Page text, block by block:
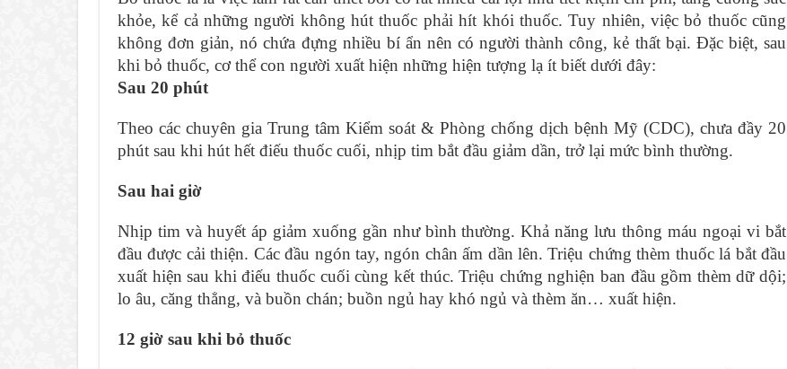
Những thay đổi kỳ diệu của cơ thể sau khi bỏ thuốc lá
Cai thuốc lá bằng các biện pháp khoa học
Vitamin E giúp cơ thể hồi phục sau khi cai thuốc lá
Nhiều nước trong EU cấm hút thuốc lá ở nơi công cộng ( Phần 2)
khỏe, kể cả những người không hút thuốc phải hít khói thuốc. Tuy nhiên, việc bỏ thuốc cũng
không đơn giản, nó chứa đựng nhiều bí ẩn nên có người thành công, kẻ thất bại. Đặc biệt, sau
khi bỏ thuốc, cơ thể con người xuất hiện những hiện tượng lạ ít biết dưới đây:
Sau 20 phút
Theo các chuyên gia Trung tâm Kiểm soát & Phòng chống dịch bệnh Mỹ (CDC), chưa đầy 20
phút sau khi hút hết điếu thuốc cuối, nhịp tim bắt đầu giảm dần, trở lại mức bình thường.
Sau hai giờ
Nhịp tim và huyết áp giảm xuống gần như bình thường. Khả năng lưu thông máu ngoại vi bắt
đầu được cải thiện. Các đầu ngón tay, ngón chân ấm dần lên. Triệu chứng thèm thuốc lá bắt đầu
xuất hiện sau khi điếu thuốc cuối cùng kết thúc. Triệu chứng nghiện ban đầu gồm thèm dữ dội;
lo âu, căng thẳng, và buồn chán; buồn ngủ hay khó ngủ và thèm ăn… xuất hiện.
12 giờ sau khi bỏ thuốc